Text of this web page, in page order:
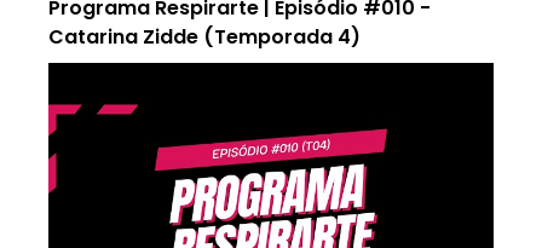
Programa Respirarte | Episódio #010 -
Catarina Zidde (Temporada 4)